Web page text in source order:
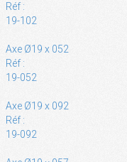
Réf :
19-102
Axe Ø19 x 052
Réf :
19-052
Axe Ø19 x 092
Réf :
19-092